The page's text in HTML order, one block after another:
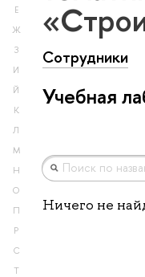
Е
Ж
З
И
Й
К
Л
М
Н
О
П
Р
С
Т
Сотрудники
Учебная
Ничего не